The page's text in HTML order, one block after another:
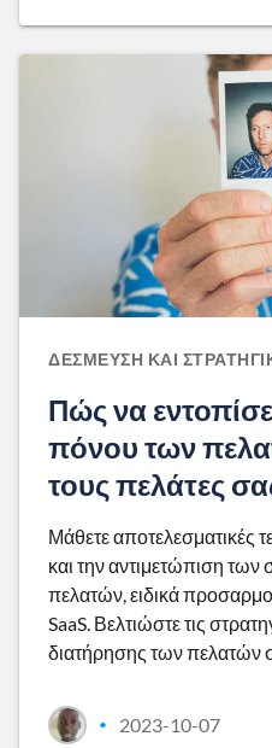
ΔΈΣΜΕΥΣΗ ΚΑΙ
Πώς να
πόνου των
τους πελάτες
Μάθετε αποτελεσματικές
και την αντιμετώπιση
πελατών, ειδικά
SaaS. Βελτιώστε τις
διατήρησης των πελατών
• 2023-10-07